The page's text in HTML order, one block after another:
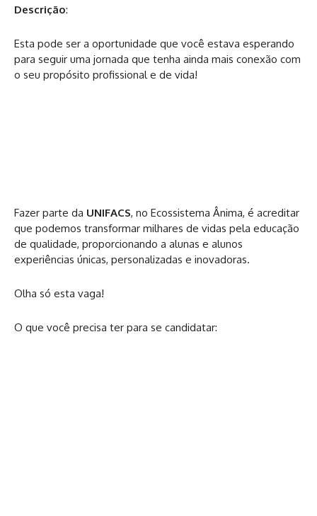
Descrição:
Esta pode ser a oportunidade que você estava esperando
para seguir uma jornada que tenha ainda mais conexão com
o seu propósito profissional e de vida!
Fazer parte da UNIFACS, no Ecossistema Ânima, é acreditar
que podemos transformar milhares de vidas pela educação
de qualidade, proporcionando a alunas e alunos
experiências únicas, personalizadas e inovadoras.
Olha só esta vaga!
O que você precisa ter para se candidatar: